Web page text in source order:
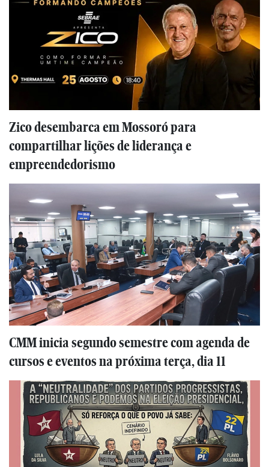
Zico desembarca em Mossoró para
compartilhar lições de liderança e
empreendedorismo
CMM inicia segundo semestre com agenda de
cursos e eventos na próxima terça, dia 11